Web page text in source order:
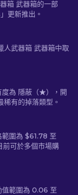
箱 武器箱的一部
更新推出。
武器箱 武器箱中取
為 隱蔽（★），開
有的掉落類型。
圍為 $61.78 至
可於多個市場購
範圍為 0.06 至